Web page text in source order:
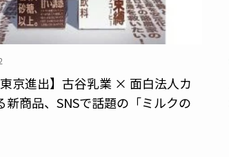
東京進出】古谷乳業 × 面白法人カ
新商品、SNSで話題の「ミルクの